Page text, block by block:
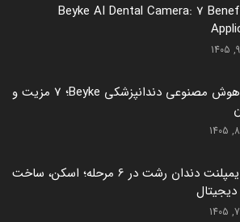
Beyke AI Dental Camera: 7
دوربین هوش مصنوعی دندانپزشکی Beyke؛ 7 مزیت و
روکش ایمپلنت دندان رشت در 6 مرحله؛ اسکن، ساخت